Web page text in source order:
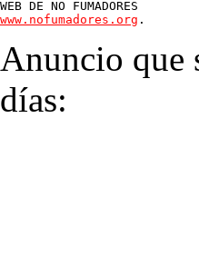
www.nofumadores.org .
Anuncio que
días: